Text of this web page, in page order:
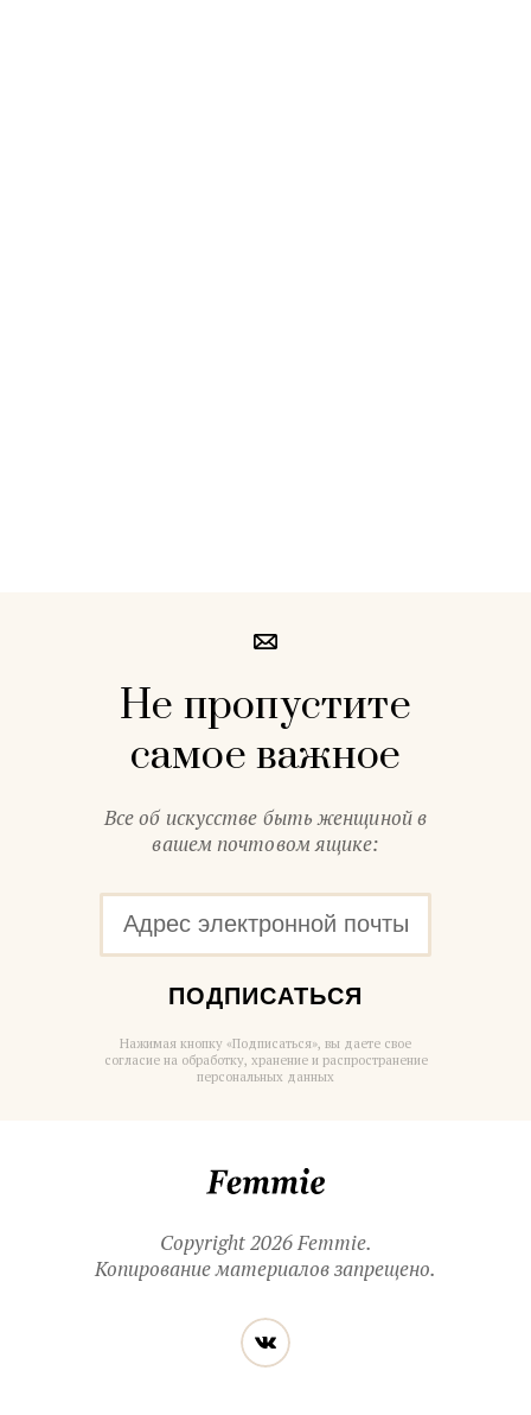
Не пропустите
самое важное
Все об искусстве быть женщиной в
вашем почтовом ящике:
ПОДПИСАТЬСЯ
Нажимая кнопку «Подписаться», вы даете свое
согласие на обработку, хранение и распространение
персональных данных
Copyright 2026 Femmie.
Копирование материалов запрещено.
Читайте
нас
в социальных